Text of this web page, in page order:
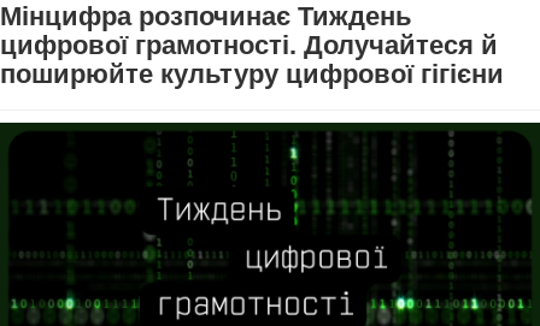
Мінцифра розпочинає Тиждень
цифрової грамотності. Долучайтеся й
поширюйте культуру цифрової гігієни